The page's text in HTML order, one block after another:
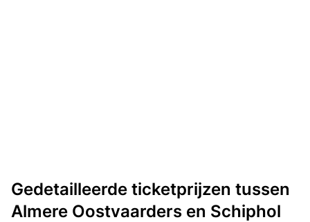
Gedetailleerde ticketprijzen tussen
Almere Oostvaarders en Schiphol